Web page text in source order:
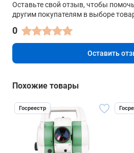
Оставьте свой отзыв, чтобы помочь
другим покупателям в выборе
0
Оставить
Похожие товары
Госреестр